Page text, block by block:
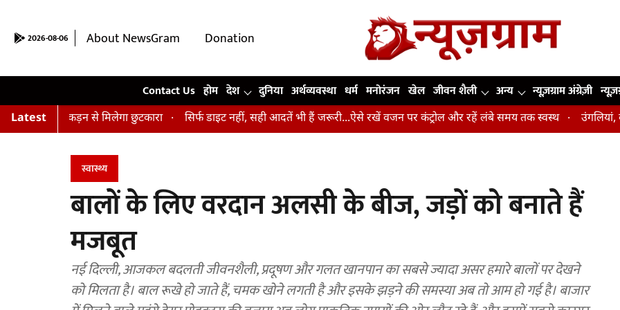
2026-08-06 About NewsGram
Donation
Contact Us होम देश दुनिया अर्थव्यवस्था धर्म मनोरंजन खेल जीवन शैली अन्य न्यूज़ग्राम अंग्रेज़ी
Latest
अकड़न से मिलेगा छुटकारा सिर्फ डाइट नहीं, सही आदतें भी हैं जरूरी...ऐसे रखें वजन पर कंट्रोल और रहें लंबे समय तक स्वस्थ उंगलियां, कोहनी और
स्वास्थ्य
बालों के लिए वरदान अलसी के बीज, जड़ों को बनाते हैं
मजबूत
नई दिल्ली, आजकल बदलती जीवनशैली, प्रदूषण और गलत खानपान का सबसे ज्यादा असर हमारे बालों पर देखने
को मिलता है। बाल रूखे हो जाते हैं, चमक खोने लगती है और इसके झड़ने की समस्या अब तो आम हो गई है। बाजार